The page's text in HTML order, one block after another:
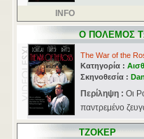
INFO
Ο ΠΟΛΕΜΟΣ
The War of the
Κατηγορία :
Σκηνοθεσία :
Περίληψη : Οι
παντρεμένο
ΤΖΟΚΕΡ